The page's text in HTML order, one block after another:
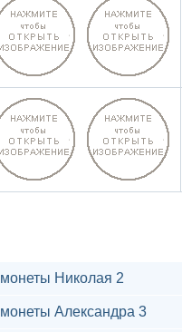
монеты Николая 2
монеты Александра 3